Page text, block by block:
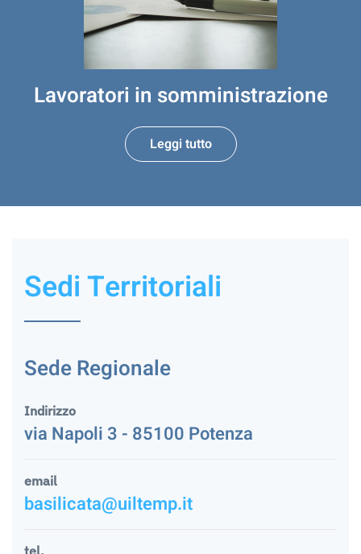
Lavoratori in somministrazione
Leggi tutto
Sedi Territoriali
Sede Regionale
Indirizzo
via Napoli 3 - 85100 Potenza
email
basilicata@uiltemp.it
tel.